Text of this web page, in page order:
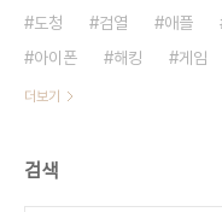
도청
검열 애플
아이폰
해킹 게임
더보기
검색